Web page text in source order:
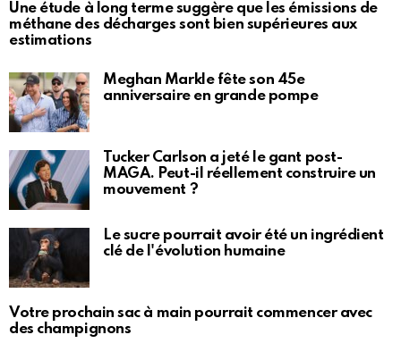
Une étude à long terme suggère que les émissions de
méthane des décharges sont bien supérieures aux
estimations
Meghan Markle fête son 45e
anniversaire en grande pompe
Tucker Carlson a jeté le gant post-
MAGA. Peut-il réellement construire un
mouvement ?
Le sucre pourrait avoir été un ingrédient
clé de l'évolution humaine
Votre prochain sac à main pourrait commencer avec
des champignons